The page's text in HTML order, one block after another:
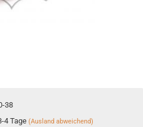
38
4 Tage(Ausland abweichend)